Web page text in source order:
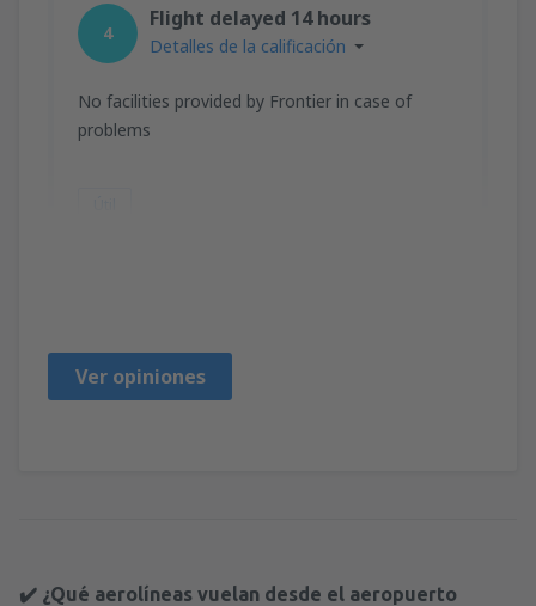
4
Flight delayed 14 hours
Detalles de la calificación
No facilities provided by Frontier in case of
problems
Ver opiniones
✔️ ¿Qué aerolíneas vuelan desde el aeropuerto